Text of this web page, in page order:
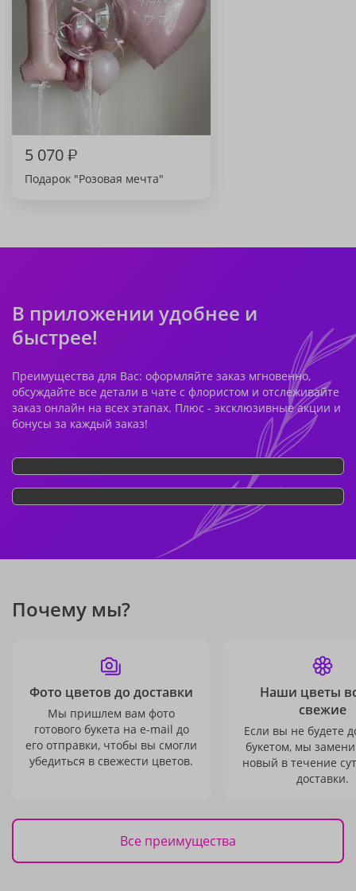
5 070₽
Подарок "Розовая мечта"
В приложении удобнее и
быстрее!
Преимущества для Вас: оформляйте заказ мгновенно,
обсуждайте все детали в чате с флористом и отслеживайте
заказ онлайн на всех этапах. Плюс - эксклюзивные акции и
бонусы за каждый заказ!
Почему мы?
Фото цветов до доставки
Мы пришлем вам фото
готового букета на e-mail до
его отправки, чтобы вы смогли
убедиться в свежести цветов.
Наши цветы
свежие
Если вы не будете
букетом, мы
новый в течение
доставки.
Все преимущества